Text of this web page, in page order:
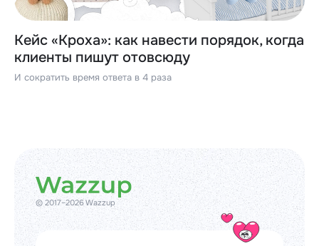
Кейс «Кроха»: как навести порядок, когда
клиенты пишут отовсюду
И сократить время ответа в 4 раза
© 2017–2026 Wazzup